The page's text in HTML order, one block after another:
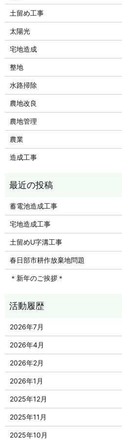
土留め工事
太陽光
宅地造成
整地
水路掃除
農地改良
農地管理
農業
造成工事
蓄電池造成工事
宅地造成工事
土留めU字溝工事
春日部市耕作放棄地問題
＊新年のご挨拶＊
2026年7月
2026年4月
2026年2月
2026年1月
2025年12月
2025年11月
2025年10月